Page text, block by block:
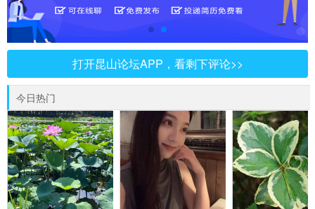
打开昆山论坛APP，看剩下评论>>
今日热门